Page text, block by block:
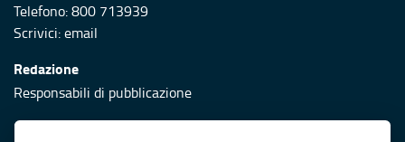
Telefono: 800 713939
Scrivici:email
Redazione
Responsabili di pubblicazione
Protezione civile